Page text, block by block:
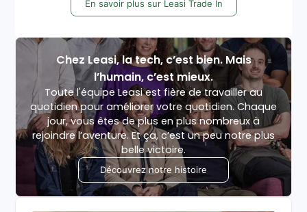
En savoir plus sur Leasi Trade In
Chez Leasi, la tech, c’est bien. Mais
l’humain, c’est mieux.
Toute l'équipe Leasi est fière de travailler au
quotidien pour améliorer votre quotidien. Chaque
jour, vous êtes de plus en plus nombreux à
rejoindre l’aventure. Et ça, c’est un peu notre plus
belle victoire.
Découvrez notre histoire